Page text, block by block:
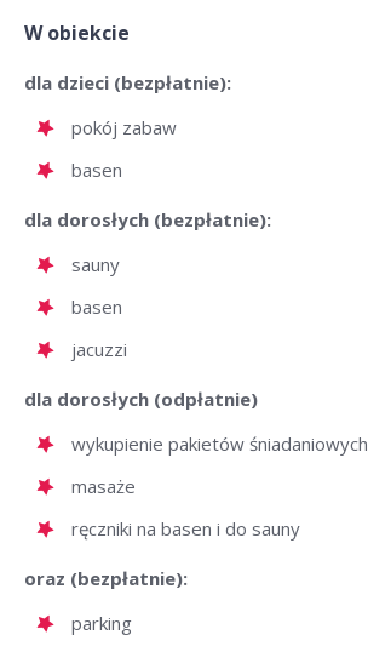
W obiekcie
dla dzieci (bezpłatnie):
pokój zabaw
basen
dla dorosłych (bezpłatnie):
sauny
basen
jacuzzi
dla dorosłych (odpłatnie)
wykupienie pakietów śniadaniowych
masaże
ręczniki na basen i do sauny
oraz (bezpłatnie):
parking